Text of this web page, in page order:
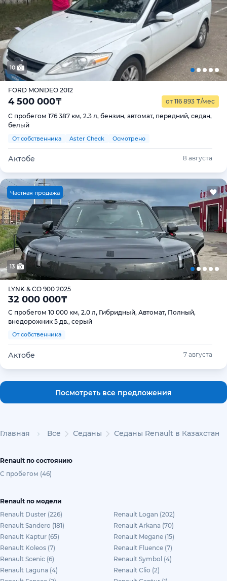
10
FORD MONDEO 2012
4 500 000₸ от 116 893 ₸/мес
С пробегом 176 387 км, 2.3 л, бензин, автомат, передний, седан,
белый
От собственника Aster Check Осмотрено
Актобе 8 августа
Частная продажа
13
LYNK & CO 900 2025
32 000 000₸
С пробегом 10 000 км, 2.0 л, Гибридный, Автомат, Полный,
внедорожник 5 дв., серый
От собственника
Актобе 7 августа
Посмотреть все предложения
Главная Все Седаны Седаны Renault в Казахстане
Renault по состоянию
С пробегом (46)
Renault по модели
Renault Duster (226)
Renault Logan (202)
Renault Sandero (181)
Renault Arkana (70)
Renault Kaptur (65)
Renault Megane (15)
Renault Koleos (7)
Renault Fluence (7)
Renault Scenic (6)
Renault Symbol (4)
Renault Laguna (4)
Renault Clio (2)